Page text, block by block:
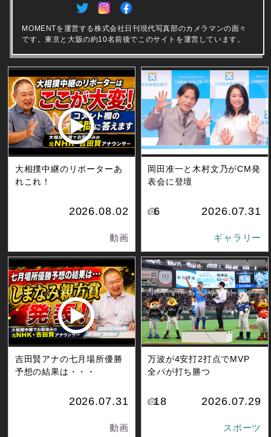
MOMENTを運営する株式会社日刊現代写真部のカメラマンの面々
です。東京と大阪の約10名前後でこのサイトを運営しています。
大相撲中継のリポーターあ
れこれ！
2026.08.02
動画
岡田准一と木村文乃がCM発
表会に登壇
6 2026.07.31
ギャラリー
吉田賢アナの七月場所優勝
予想の結果は・・・
2026.07.31
動画
万波が4安打2打点でMVP
全パが打ち勝つ
18 2026.07.29
スポーツ